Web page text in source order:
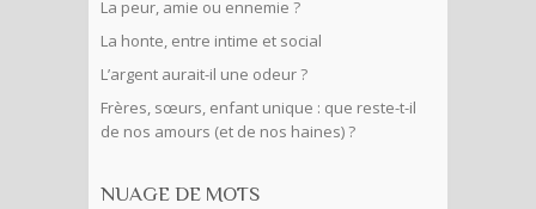
La peur, amie ou ennemie ?
La honte, entre intime et social
L’argent aurait-il une odeur ?
Frères, sœurs, enfant unique : que reste-t-il
de nos amours (et de nos haines) ?
NUAGE DE MOTS